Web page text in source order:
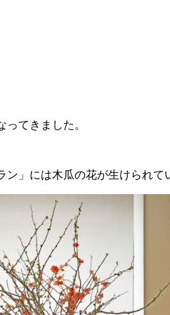
てきました。
ン」には木瓜の花が生けられて